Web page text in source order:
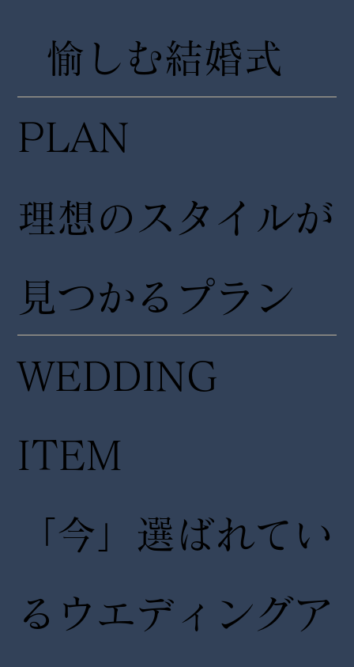
愉しむ結婚式
PLAN
理想のスタイルが
見つかるプラン
WEDDING
ITEM
「今」選ばれてい
るウエディングア